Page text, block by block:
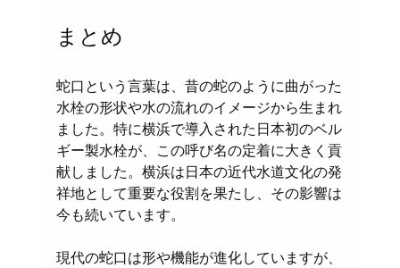
まとめ
蛇口という言葉は、昔の蛇のように曲がった
水栓の形状や水の流れのイメージから生まれ
ました。特に横浜で導入された日本初のベル
ギー製水栓が、この呼び名の定着に大きく貢
献しました。横浜は日本の近代水道文化の発
祥地として重要な役割を果たし、その影響は
今も続いています。
現代の蛇口は形や機能が進化していますが、